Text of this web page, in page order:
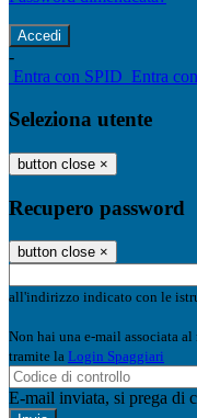
-
Entra con SPID Entra
Seleziona utente
button close ×
Recupero password
button close ×
all'indirizzo indicato con le
Non hai una e-mail associata
tramite la Login Spaggiari
E-mail inviata, si prega di